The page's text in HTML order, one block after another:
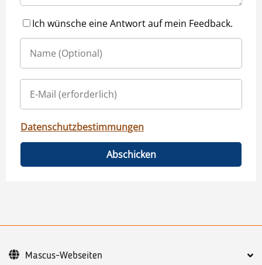
Ich wünsche eine Antwort auf mein Feedback.
Datenschutzbestimmungen
Abschicken
Mascus-Webseiten